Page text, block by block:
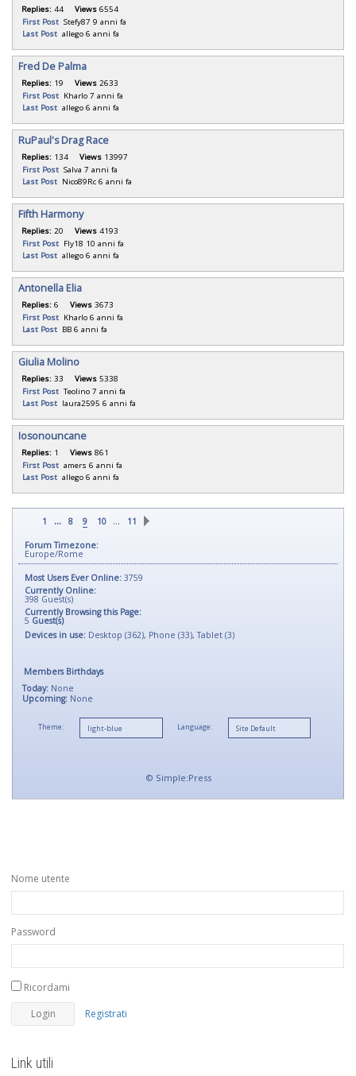
Replies: 44 Views 6554
First Post Stefy87 9 anni fa
Last Post allego 6 anni fa
Fred De Palma
Replies: 19 Views 2633
First Post Kharlo 7 anni fa
Last Post allego 6 anni fa
RuPaul's Drag Race
Replies: 134 Views 13997
First Post Salva 7 anni fa
Last Post Nico89Rc 6 anni fa
Fifth Harmony
Replies: 20 Views 4193
First Post Fly18 10 anni fa
Last Post allego 6 anni fa
Antonella Elia
Replies: 6 Views 3673
First Post Kharlo 6 anni fa
Last Post BB 6 anni fa
Giulia Molino
Replies: 33 Views 5338
First Post Teolino 7 anni fa
Last Post laura2595 6 anni fa
Iosonouncane
Replies: 1 Views 861
First Post amers 6 anni fa
Last Post allego 6 anni fa
1 ... 8 9 10 … 11
Forum Timezone:
Europe/Rome
Most Users Ever Online: 3759
Currently Online:
398 Guest(s)
Currently Browsing this Page:
5 Guest(s)
Devices in use: Desktop (362), Phone (33), Tablet (3)
Members Birthdays
Today: None
Upcoming: None
Theme: Language:
© Simple:Press
Nome utente
Password
Ricordami
Registrati
Link utili